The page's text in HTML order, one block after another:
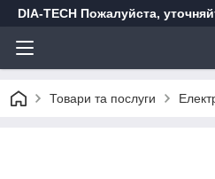
DIA-TECH Пожалуйста,
Товари та послуги